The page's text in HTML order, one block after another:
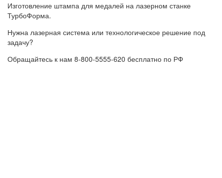
Изготовление штампа для медалей на лазерном станке
ТурбоФорма.
Нужна лазерная система или технологическое решение под
задачу?
Обращайтесь к нам 8-800-5555-620 бесплатно по РФ